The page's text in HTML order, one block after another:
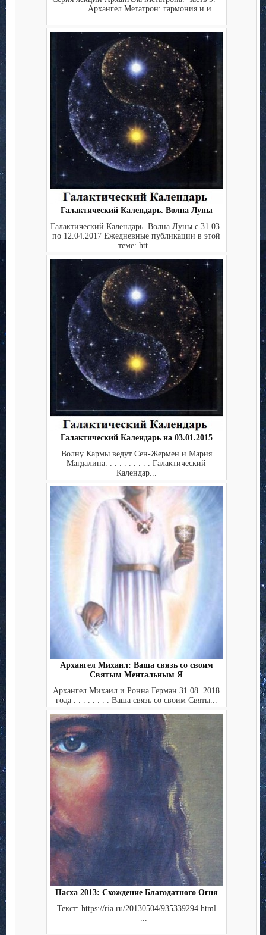
Архангел Метатрон: гармония и и...
Галактический Календарь. Волна Луны
Галактический Календарь. Волна Луны с 31.03.
по 12.04.2017 Ежедневные публикации в этой
теме: htt...
Галактический Календарь на 03.01.2015
Волну Кармы ведут Сен-Жермен и Мария
Магдалина. . . . . . . . . . Галактический
Календар...
Архангел Михаил: Ваша связь со своим
Святым Ментальным Я
Архангел Михаил и Ронна Герман 31.08. 2018
года . . . . . . . . Ваша связь со своим Святы...
Пасха 2013: Схождение Благодатного Огня
Текст: https://ria.ru/20130504/935339294.html